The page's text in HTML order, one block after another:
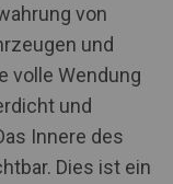
von
und
volle Wendung
und
Innere des
Dies ist ein